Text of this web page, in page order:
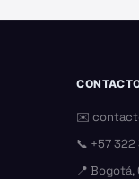
✉️
📞 +57
📍 Bogotá,